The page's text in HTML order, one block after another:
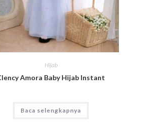
Hijab
Amora Baby Hijab Instant
Baca selengkapnya